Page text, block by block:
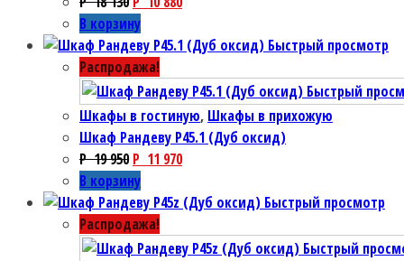
В корзину
Быстрый просмотр
Распродажа!
Быстрый
Шкафы в гостиную, Шкафы в прихожую
Шкаф Рандеву P45.1 (Дуб оксид)
P19 950 P 11 970
В корзину
Быстрый просмотр
Распродажа!
Быстрый